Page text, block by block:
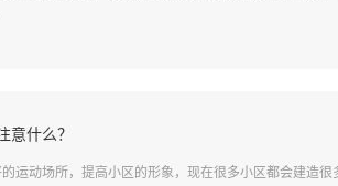
意什么？
运动场所，提高小区的形象，现在很多小区都会建造